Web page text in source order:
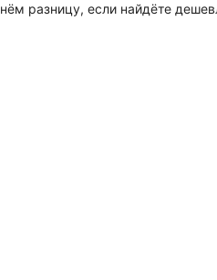
разницу, если найдёте